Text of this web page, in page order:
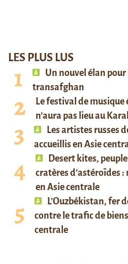
LES PLUS LUS
Un nouvel élan
transafghan
Le festival de
n’aura pas lieu au
Les artistes russes
accueillis en Asie
Desert kites,
cratères d’astéroïdes :
en Asie centrale
L’Ouzbékistan, fer
contre le trafic de
centrale